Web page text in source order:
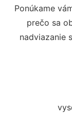
Ponúkame
prečo sa
nadviazanie